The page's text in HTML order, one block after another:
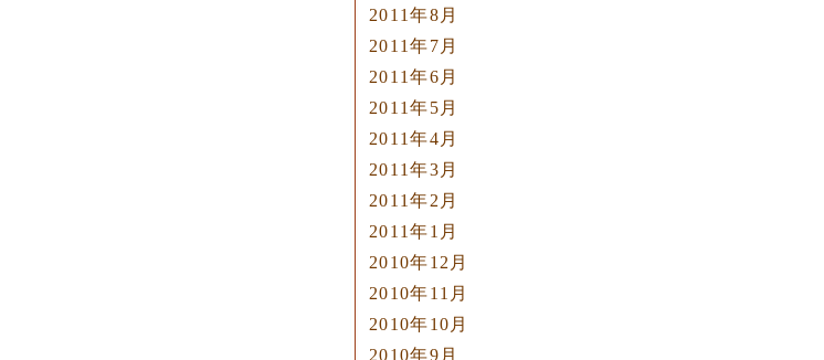
2011年8月
2011年7月
2011年6月
2011年5月
2011年4月
2011年3月
2011年2月
2011年1月
2010年12月
2010年11月
2010年10月
2010年9月